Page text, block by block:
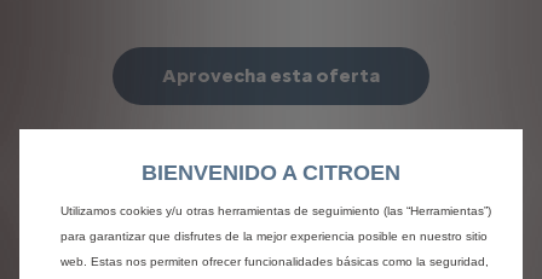
Aprovecha esta oferta
BIENVENIDO A CITROEN
Utilizamos cookies y/u otras herramientas de seguimiento (las “Herramientas”)
para garantizar que disfrutes de la mejor experiencia posible en nuestro sitio
web. Estas nos permiten ofrecer funcionalidades básicas como la seguridad,